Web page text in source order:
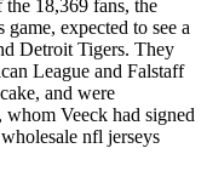
18,369 fans, the
expected to see a
Detroit Tigers. They
League and Falstaff
and were
whom Veeck had signed
nfl jerseys